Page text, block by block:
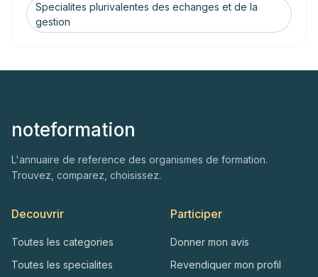
Specialites plurivalentes des echanges et de la
gestion
noteformation
L'annuaire de reference des organismes de formation.
Trouvez, comparez, choisissez.
Decouvrir
Toutes les categories
Toutes les specialites
Participer
Donner mon avis
Revendiquer mon profil